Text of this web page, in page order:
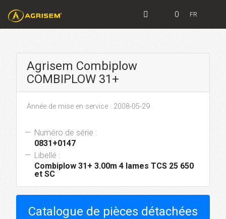
0 FR
Agrisem Combiplow
COMBIPLOW 31+
Année de mise en service : 2008-05-29
Numéro de série :
0831+0147
Libellé :
Combiplow 31+ 3.00m 4 lames TCS 25 650
et SC
Catalogue de pièces détachées